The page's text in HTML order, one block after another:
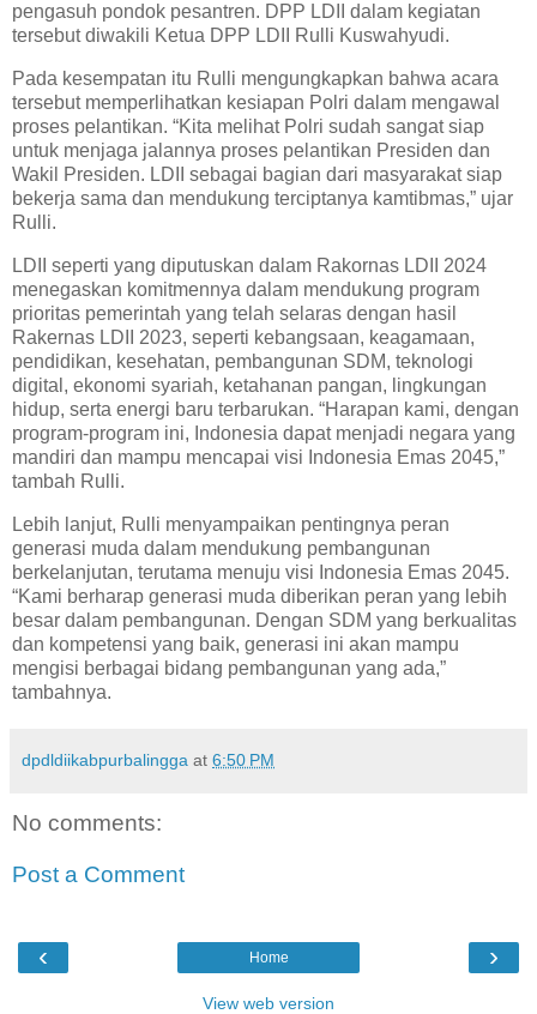
pengasuh pondok pesantren. DPP LDII dalam kegiatan
tersebut diwakili Ketua DPP LDII Rulli Kuswahyudi.
Pada kesempatan itu Rulli mengungkapkan bahwa acara
tersebut memperlihatkan kesiapan Polri dalam mengawal
proses pelantikan. “Kita melihat Polri sudah sangat siap
untuk menjaga jalannya proses pelantikan Presiden dan
Wakil Presiden. LDII sebagai bagian dari masyarakat siap
bekerja sama dan mendukung terciptanya kamtibmas,” ujar
Rulli.
LDII seperti yang diputuskan dalam Rakornas LDII 2024
menegaskan komitmennya dalam mendukung program
prioritas pemerintah yang telah selaras dengan hasil
Rakernas LDII 2023, seperti kebangsaan, keagamaan,
pendidikan, kesehatan, pembangunan SDM, teknologi
digital, ekonomi syariah, ketahanan pangan, lingkungan
hidup, serta energi baru terbarukan. “Harapan kami, dengan
program-program ini, Indonesia dapat menjadi negara yang
mandiri dan mampu mencapai visi Indonesia Emas 2045,”
tambah Rulli.
Lebih lanjut, Rulli menyampaikan pentingnya peran
generasi muda dalam mendukung pembangunan
berkelanjutan, terutama menuju visi Indonesia Emas 2045.
“Kami berharap generasi muda diberikan peran yang lebih
besar dalam pembangunan. Dengan SDM yang berkualitas
dan kompetensi yang baik, generasi ini akan mampu
mengisi berbagai bidang pembangunan yang ada,”
tambahnya.
dpdldiikabpurbalingga at 6:50 PM
No comments:
Post a Comment
‹ ›
Home
View web version